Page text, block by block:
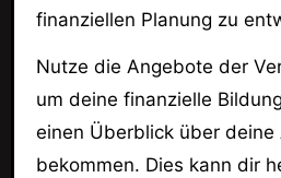
finanziellen Planung zu
Nutze die Angebote der
um deine finanzielle
einen Überblick über deine
bekommen. Dies kann dir